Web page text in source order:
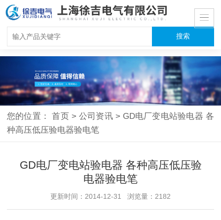
您的位置：首页 > 公司资讯 > GD电厂变电站验电器 各
种高压低压验电器验电笔
GD电厂变电站验电器 各种高压低压验
电器验电笔
更新时间：2014-12-31 浏览量：2182